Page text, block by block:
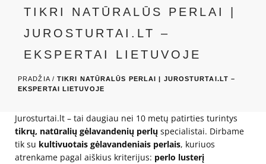
TIKRI NATŪRALŪS PERLAI |
JUROSTURTAI.LT –
EKSPERTAI LIETUVOJE
PRADŽIA / TIKRI NATŪRALŪS PERLAI | JUROSTURTAI.LT –
EKSPERTAI LIETUVOJE
Jurosturtai.lt – tai daugiau nei 10 metų patirties turintys
tikrų, natūralių gėlavandenių perlų specialistai. Dirbame
tik su kultivuotais gėlavandeniais perlais, kuriuos
atrenkame pagal aiškius kriterijus: perlo lusterį